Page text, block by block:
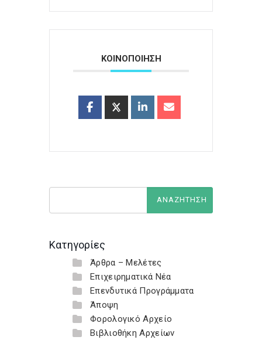
ΚΟΙΝΟΠΟΙΗΣΗ
Κατηγορίες
Άρθρα – Μελέτες
Επιχειρηματικά Νέα
Επενδυτικά Προγράμματα
Άποψη
Φορολογικό Αρχείο
Βιβλιοθήκη Αρχείων